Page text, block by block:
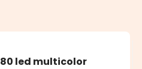
80 led multicolor